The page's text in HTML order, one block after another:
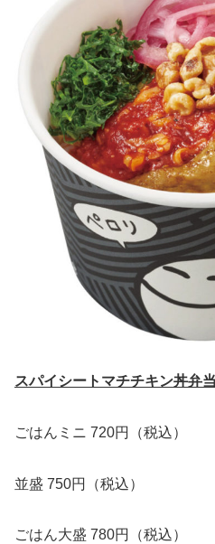
スパイシートマチチキン丼弁当
ごはんミニ 720円（税込）
並盛 750円（税込）
ごはん大盛 780円（税込）